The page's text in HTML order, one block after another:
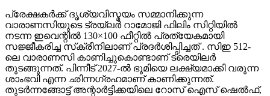
പ്രേക്ഷകർക്ക് ദൃശ്യവിസ്മയം സമ്മാനിക്കുന്ന
വാരാണസിയുടെ ട്രയ്ലർ റാമോജി ഫിലിം സിറ്റിയിൽ
നടന്ന ഇവെന്റിൽ 130×100 ഫീറ്റിൽ പ്രത്യേകമായി
സജ്ജീകരിച്ച സ്‌ക്രീനിലാണ് പ്രദർശിപ്പിച്ചത് . സിഇ 512-
ലെ വാരാണസി കാണിച്ചുകൊണ്ടാണ് ട്രെയിലര്‍
തുടങ്ങുന്നത്. പിന്നീട് 2027-ല്‍ ഭൂമിയെ ലക്ഷ്യമാക്കി വരുന്ന
ശാംഭവി എന്ന ഛിന്നഗ്രഹമാണ് കാണിക്കുന്നത്.
തുടര്‍ന്നങ്ങോട്ട് അന്റാര്‍ട്ടിക്കയിലെ റോസ് ഐസ് ഷെല്‍ഫ്,